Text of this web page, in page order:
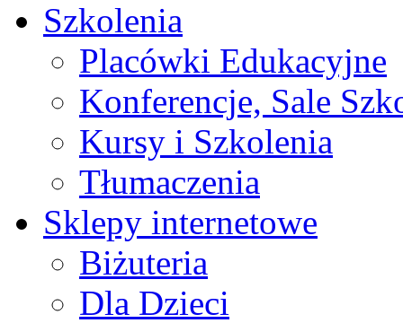
Szkolenia
Placówki Edukacyjne
Konferencje, Sale
Kursy i Szkolenia
Tłumaczenia
Sklepy internetowe
Biżuteria
Dla Dzieci